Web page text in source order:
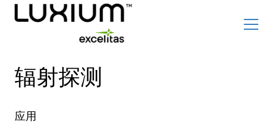
main
Top
Careers 新闻和事件
Radiation Detection Blog
辐射探测
应用